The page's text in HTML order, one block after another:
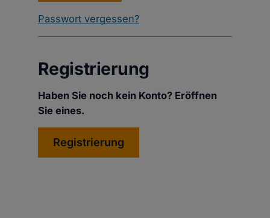
Passwort vergessen?
Registrierung
Haben Sie noch kein Konto? Eröffnen
Sie eines.
Registrierung